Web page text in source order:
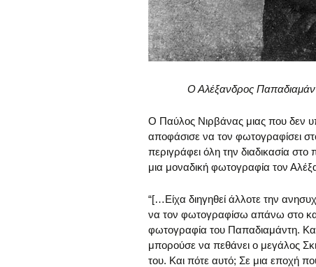
Ο Αλέξανδρος
Ο Παύλος Νιρβάνας μιας που δεν
αποφάσισε να τον φωτογραφίσει
περιγράφει όλη την διαδικασία
μια μοναδική φωτογραφία τον
“[…Είχα διηγηθεί άλλοτε την
να τον φωτογραφίσω απάνω στο
φωτογραφία του Παπαδιαμάντη.
μπορούσε να πεθάνει ο μεγάλος
του. Και πότε αυτό; Σε μια εποχή